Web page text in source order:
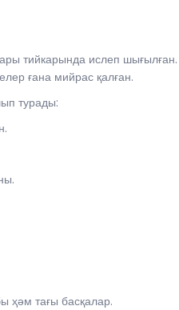
тийкарында ислеп
ғана мийрас қалған.
турады:
тағы басқалар.